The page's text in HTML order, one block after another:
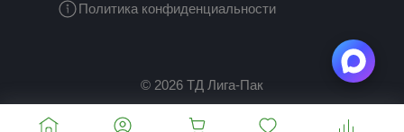
Политика конфиденциальности
© 2026 ТД Лига-Пак